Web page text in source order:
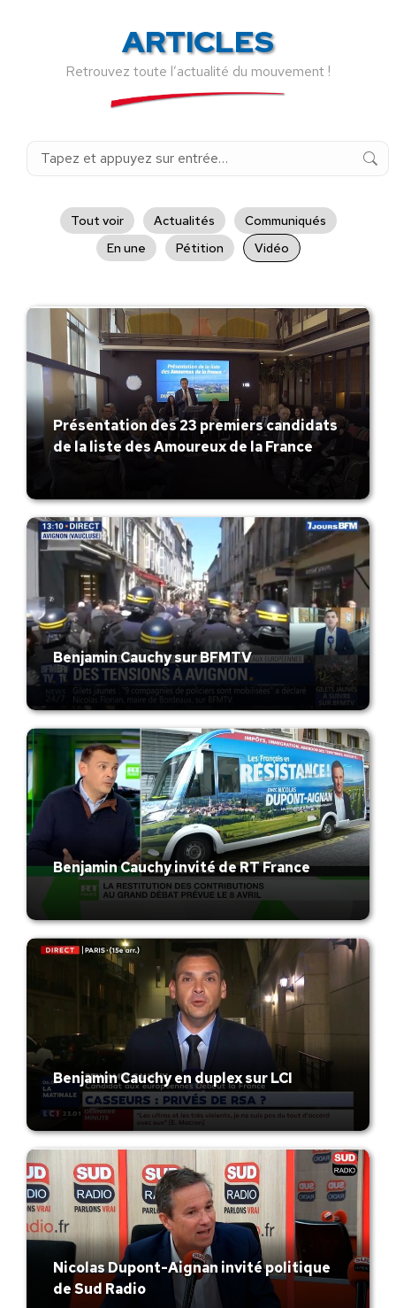
ARTICLES
Retrouvez toute l’actualité du mouvement !
Recherche
Tout voir Actualités
Communiqués
En une
Pétition Vidéo
Présentation des 23 premiers candidats
de la liste des Amoureux de la France
Benjamin Cauchy sur BFMTV
Benjamin Cauchy invité de RT France
Benjamin Cauchy en duplex sur LCI
Nicolas Dupont-Aignan invité politique
de Sud Radio